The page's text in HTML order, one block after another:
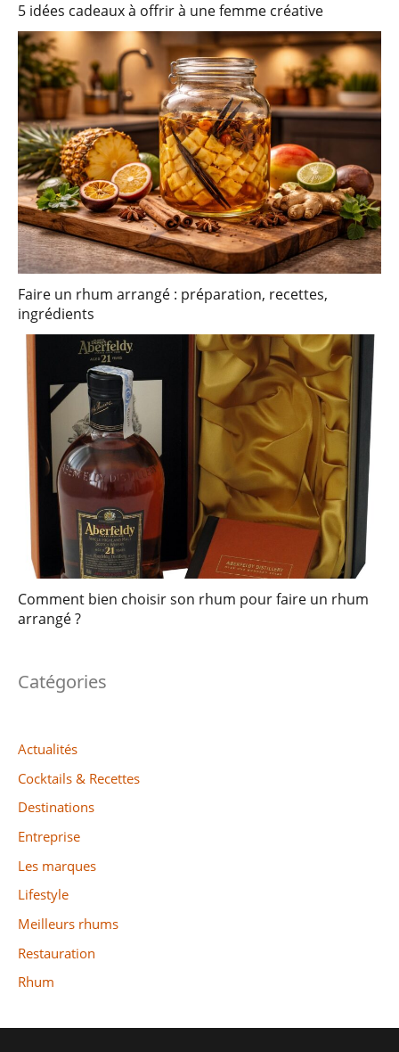
5 idées cadeaux à offrir à une femme créative
Faire un rhum arrangé : préparation, recettes,
ingrédients
Comment bien choisir son rhum pour faire un rhum
arrangé ?
Catégories
Actualités
Cocktails & Recettes
Destinations
Entreprise
Les marques
Lifestyle
Meilleurs rhums
Restauration
Rhum